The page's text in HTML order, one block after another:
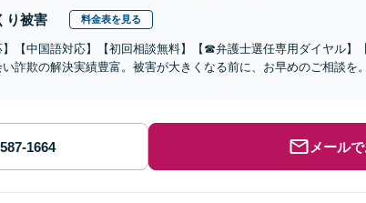
り被害 料金表を見る
】【中国語対応】【初回相談無料】【☎︎弁護士選任専用ダイヤル】
詐欺の解決実績豊富。被害が大きくなる前に、お早めのご相談を
メール